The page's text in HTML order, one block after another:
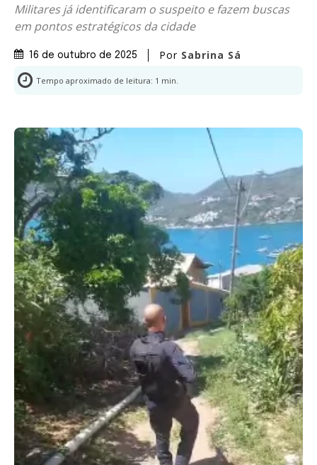
Militares já identificaram o suspeito e fazem buscas
em pontos estratégicos da cidade
16 de outubro de 2025 Por Sabrina Sá
Tempo aproximado de leitura: 1 min.